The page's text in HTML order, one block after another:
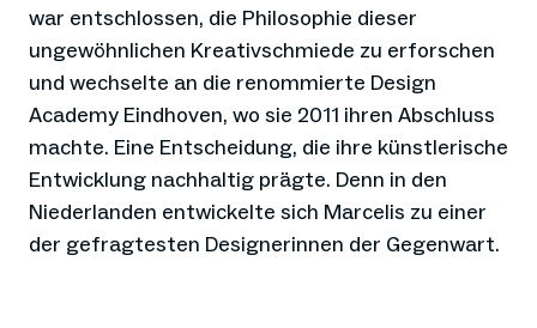
war entschlossen, die Philosophie dieser
ungewöhnlichen Kreativschmiede zu erforschen
und wechselte an die renommierte Design
Academy Eindhoven, wo sie 2011 ihren Abschluss
machte. Eine Entscheidung, die ihre künstlerische
Entwicklung nachhaltig prägte. Denn in den
Niederlanden entwickelte sich Marcelis zu einer
der gefragtesten Designerinnen der Gegenwart.